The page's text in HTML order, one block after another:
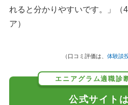
れると分かりやすいです。」（
ア）
（口コミ評価は、 体験談
エニアグラム適職診
公式サイト